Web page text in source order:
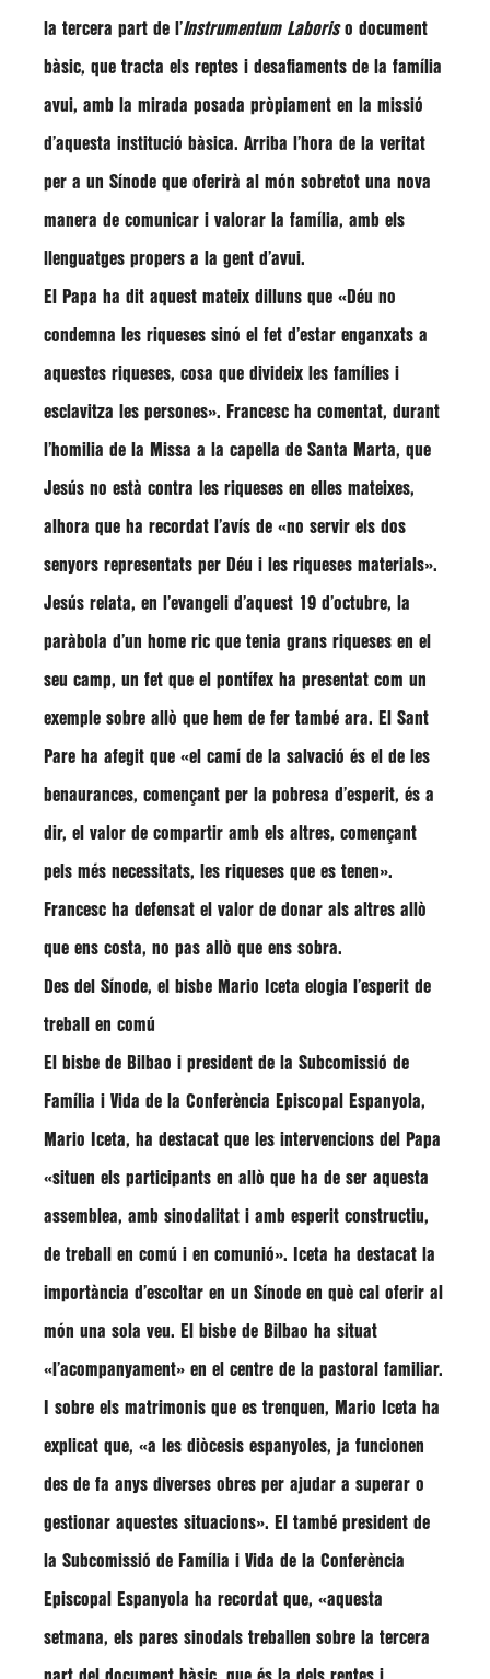
la tercera part de l’Instrumentum Laboriso document
bàsic, que tracta els reptes i desafiaments de la família
avui, amb la mirada posada pròpiament en la missió
d’aquesta institució bàsica. Arriba l’hora de la veritat
per a un Sínode que oferirà al món sobretot una nova
manera de comunicar i valorar la família, amb els
llenguatges propers a la gent d’avui.
El Papa ha dit aquest mateix dilluns que «Déu no
condemna les riqueses sinó el fet d’estar enganxats a
aquestes riqueses, cosa que divideix les famílies i
esclavitza les persones». Francesc ha comentat, durant
l’homilia de la Missa a la capella de Santa Marta, que
Jesús no està contra les riqueses en elles mateixes,
alhora que ha recordat l’avís de «no servir els dos
senyors representats per Déu i les riqueses materials».
Jesús relata, en l’evangeli d’aquest 19 d’octubre, la
paràbola d’un home ric que tenia grans riqueses en el
seu camp, un fet que el pontífex ha presentat com un
exemple sobre allò que hem de fer també ara. El Sant
Pare ha afegit que «el camí de la salvació és el de les
benaurances, començant per la pobresa d’esperit, és a
dir, el valor de compartir amb els altres, començant
pels més necessitats, les riqueses que es tenen».
Francesc ha defensat el valor de donar als altres allò
que ens costa, no pas allò que ens sobra.
Des del Sínode, el bisbe Mario Iceta elogia l’esperit de
treball en comú
El bisbe de Bilbao i president de la Subcomissió de
Família i Vida de la Conferència Episcopal Espanyola,
Mario Iceta, ha destacat que les intervencions del Papa
«situen els participants en allò que ha de ser aquesta
assemblea, amb sinodalitat i amb esperit constructiu,
de treball en comú i en comunió». Iceta ha destacat la
importància d’escoltar en un Sínode en què cal oferir al
món una sola veu. El bisbe de Bilbao ha situat
«l’acompanyament» en el centre de la pastoral familiar.
I sobre els matrimonis que es trenquen, Mario Iceta ha
explicat que, «a les diòcesis espanyoles, ja funcionen
des de fa anys diverses obres per ajudar a superar o
gestionar aquestes situacions». El també president de
la Subcomissió de Família i Vida de la Conferència
Episcopal Espanyola ha recordat que, «aquesta
setmana, els pares sinodals treballen sobre la tercera